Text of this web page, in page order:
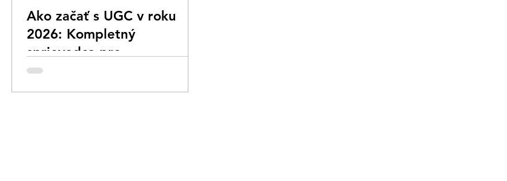
Ako začať s UGC v roku
2026: Kompletný
sprievodca pre
začiatočníkov aj
pokročilých tvorcov